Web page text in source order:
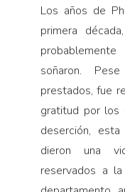
Los años de
primera
soñaron.
prestados, fue
gratitud por los
deserción,
dieron una
reservados a